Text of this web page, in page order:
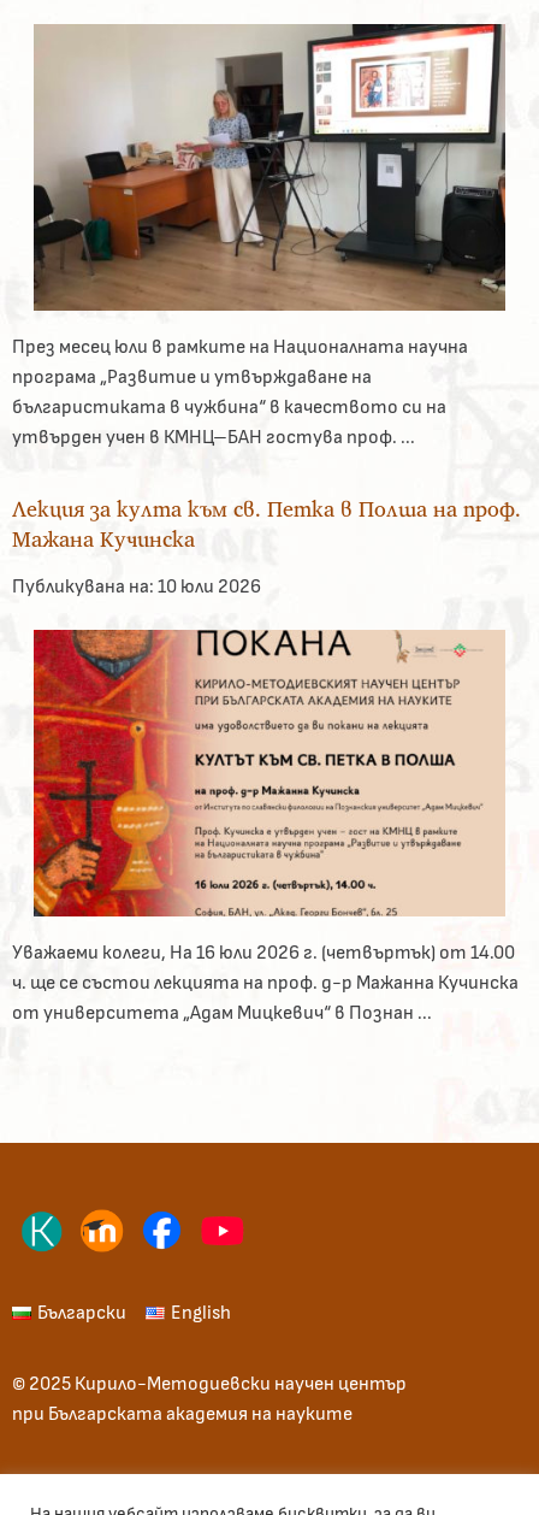
През месец юли в рамките на Националната научна
програма „Развитие и утвърждаване на
българистиката в чужбина“ в качеството си на
утвърден учен в КМНЦ–БАН гостува проф. ...
Лекция за култа към св. Петка в Полша на проф.
Мажана Кучинска
Публикувана на: 10 юли 2026
Уважаеми колеги, На 16 юли 2026 г. (четвъртък) от 14.00
ч. ще се състои лекцията на проф. д-р Мажанна Кучинска
от университета „Адам Мицкевич“ в Познан ...
Български English
© 2025 Кирило-Методиевски научен център
при Българската академия на науките